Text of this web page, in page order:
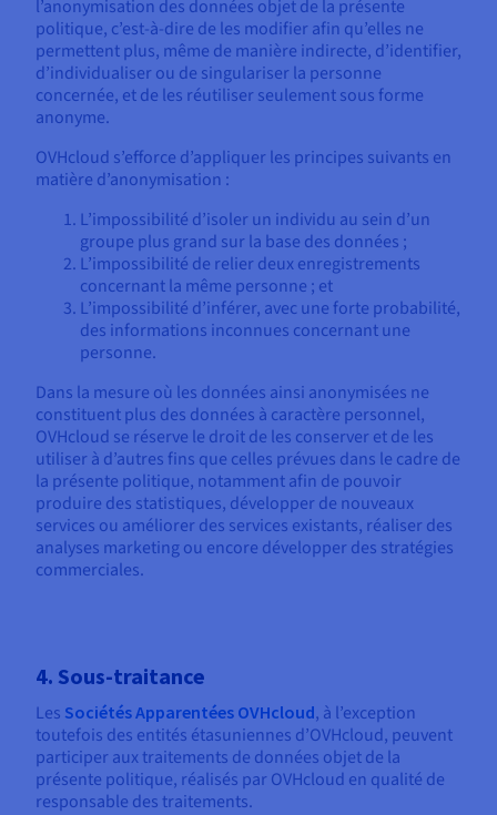
l’anonymisation des données objet de la présente
politique, c’est-à-dire de les modifier afin qu’elles ne
permettent plus, même de manière indirecte, d’identifier,
d’individualiser ou de singulariser la personne
concernée, et de les réutiliser seulement sous forme
anonyme.
OVHcloud s’efforce d’appliquer les principes suivants en
matière d’anonymisation :
L’impossibilité d’isoler un individu au sein d’un
groupe plus grand sur la base des données ;
L’impossibilité de relier deux enregistrements
concernant la même personne ; et
L’impossibilité d’inférer, avec une forte probabilité,
des informations inconnues concernant une
personne.
Dans la mesure où les données ainsi anonymisées ne
constituent plus des données à caractère personnel,
OVHcloud se réserve le droit de les conserver et de les
utiliser à d’autres fins que celles prévues dans le cadre de
la présente politique, notamment afin de pouvoir
produire des statistiques, développer de nouveaux
services ou améliorer des services existants, réaliser des
analyses marketing ou encore développer des stratégies
commerciales.
4. Sous-traitance
Les Sociétés Apparentées OVHcloud, à l’exception
toutefois des entités étasuniennes d’OVHcloud, peuvent
participer aux traitements de données objet de la
présente politique, réalisés par OVHcloud en qualité de
responsable des traitements.